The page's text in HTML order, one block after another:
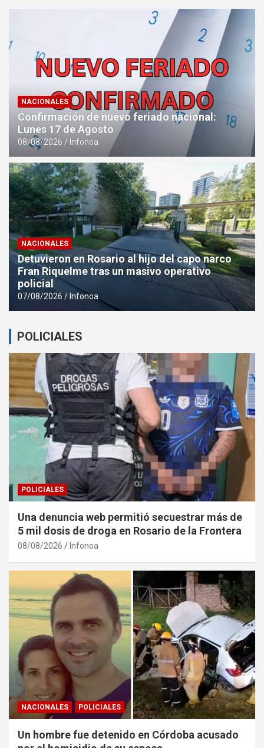
NACIONALES
Confirmación de nuevo feriado nacional:
Lunes 17 de Agosto
08/08/2026 Infonoa
NACIONALES
Detuvieron en Rosario al hijo del capo narco
Fran Riquelme tras un masivo operativo
policial
07/08/2026 Infonoa
POLICIALES
POLICIALES
Una denuncia web permitió secuestrar más de
5 mil dosis de droga en Rosario de la Frontera
08/08/2026 Infonoa
NACIONALES POLICIALES
Un hombre fue detenido en Córdoba acusado